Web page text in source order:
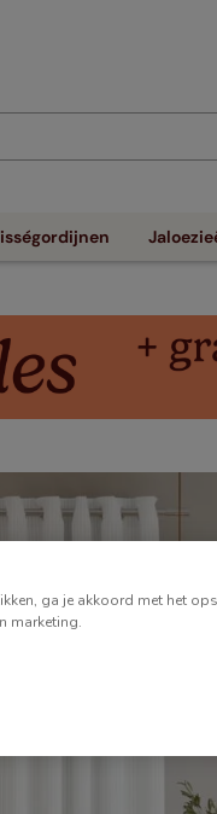
ga je akkoord met het
marketing.